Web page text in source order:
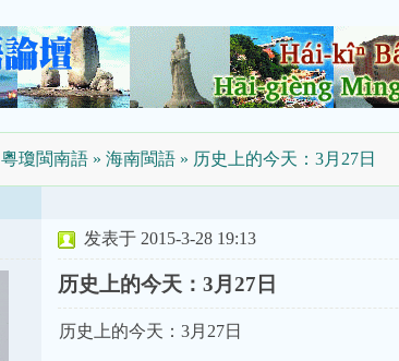
粵瓊閩南語» 海南閩語» 历史上的今天：3月27日
发表于 2015-3-28 19:13
历史上的今天：3月27日
历史上的今天：3月27日